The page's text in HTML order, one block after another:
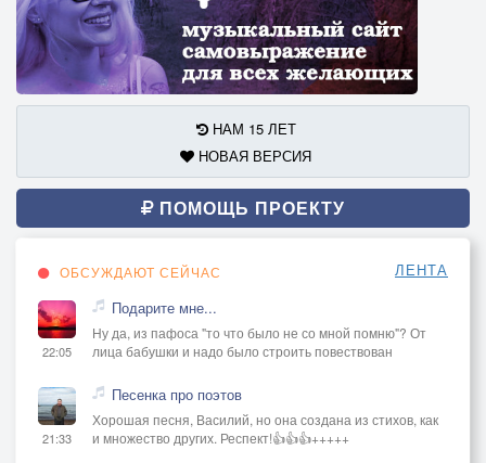
НАМ 15 ЛЕТ
НОВАЯ ВЕРСИЯ
ПОМОЩЬ ПРОЕКТУ
ОБСУЖДАЮТ СЕЙЧАС ЛЕНТА
22:05
Подарите мне...
Ну да, из пафоса "то что было не со мной помню"? От
лица бабушки и надо было строить повествован
21:33
Песенка про поэтов
Хорошая песня, Василий, но она создана из стихов, как
и множество других. Респект!👍👍👍+++++